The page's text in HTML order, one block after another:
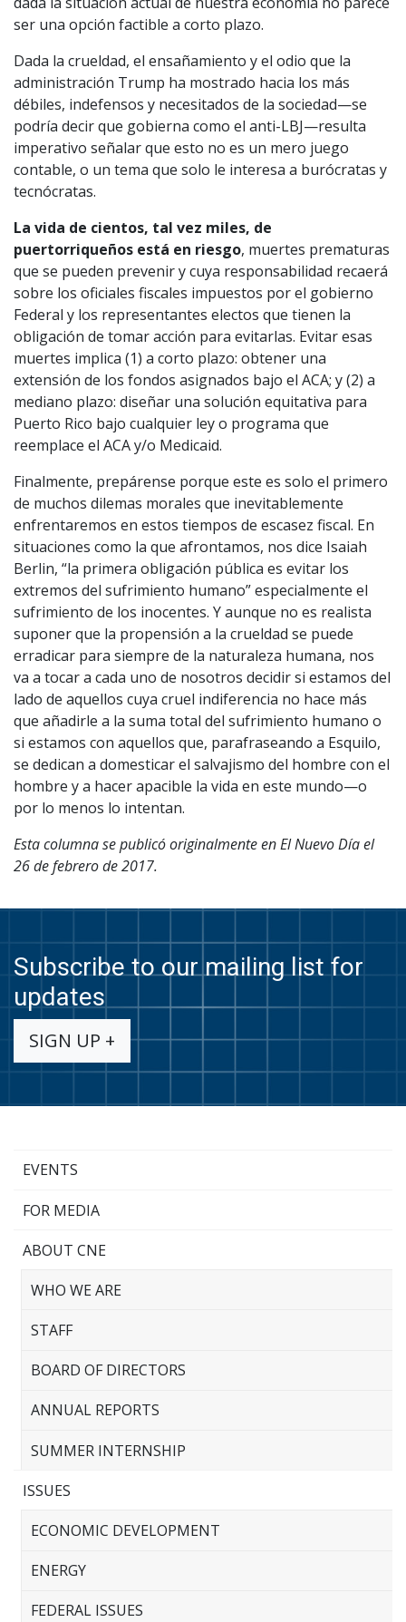
ser una opción factible a corto plazo.
Dada la crueldad, el ensañamiento y el odio que la
administración Trump ha mostrado hacia los más
débiles, indefensos y necesitados de la sociedad—se
podría decir que gobierna como el anti-LBJ—resulta
imperativo señalar que esto no es un mero juego
contable, o un tema que solo le interesa a burócratas y
tecnócratas.
La vida de cientos, tal vez miles, de
puertorriqueños está en riesgo, muertes prematuras
que se pueden prevenir y cuya responsabilidad recaerá
sobre los oficiales fiscales impuestos por el gobierno
Federal y los representantes electos que tienen la
obligación de tomar acción para evitarlas. Evitar esas
muertes implica (1) a corto plazo: obtener una
extensión de los fondos asignados bajo el ACA; y (2) a
mediano plazo: diseñar una solución equitativa para
Puerto Rico bajo cualquier ley o programa que
reemplace el ACA y/o Medicaid.
Finalmente, prepárense porque este es solo el primero
de muchos dilemas morales que inevitablemente
enfrentaremos en estos tiempos de escasez fiscal. En
situaciones como la que afrontamos, nos dice Isaiah
Berlin, “la primera obligación pública es evitar los
extremos del sufrimiento humano” especialmente el
sufrimiento de los inocentes. Y aunque no es realista
suponer que la propensión a la crueldad se puede
erradicar para siempre de la naturaleza humana, nos
va a tocar a cada uno de nosotros decidir si estamos del
lado de aquellos cuya cruel indiferencia no hace más
que añadirle a la suma total del sufrimiento humano o
si estamos con aquellos que, parafraseando a Esquilo,
se dedican a domesticar el salvajismo del hombre con el
hombre y a hacer apacible la vida en este mundo—o
por lo menos lo intentan.
Esta columna se publicó originalmente en El Nuevo Día el
26 de febrero de 2017.
Subscribe to our mailing list for
updates
SIGN UP +
EVENTS
FOR MEDIA
ABOUT CNE
WHO WE ARE
STAFF
BOARD OF DIRECTORS
ANNUAL REPORTS
SUMMER INTERNSHIP
ISSUES
ECONOMIC DEVELOPMENT
ENERGY
FEDERAL ISSUES